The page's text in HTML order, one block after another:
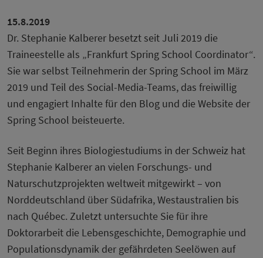
15.8.2019
Dr. Stephanie Kalberer besetzt seit Juli 2019 die
Traineestelle als „Frankfurt Spring School Coordinator“.
Sie war selbst Teilnehmerin der Spring School im März
2019 und Teil des Social-Media-Teams, das freiwillig
und engagiert Inhalte für den Blog und die Website der
Spring School beisteuerte.
Seit Beginn ihres Biologiestudiums in der Schweiz hat
Stephanie Kalberer an vielen Forschungs- und
Naturschutzprojekten weltweit mitgewirkt – von
Norddeutschland über Südafrika, Westaustralien bis
nach Québec. Zuletzt untersuchte Sie für ihre
Doktorarbeit die Lebensgeschichte, Demographie und
Populationsdynamik der gefährdeten Seelöwen auf